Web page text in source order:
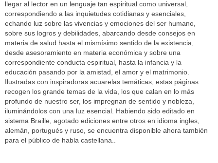
llegar al lector en un lenguaje tan espiritual como universal,
correspondiendo a las inquietudes cotidianas y esenciales,
echando luz sobre las vivencias y emociones del ser humano,
sobre sus logros y debilidades, abarcando desde consejos en
materia de salud hasta el mismísimo sentido de la existencia,
desde asesoramiento en materia económica y sobre una
correspondiente conducta espiritual, hasta la infancia y la
educación pasando por la amistad, el amor y el matrimonio.
Ilustradas con inspiradoras acuarelas temáticas, estas páginas
recogen los grande temas de la vida, los que calan en lo más
profundo de nuestro ser, los impregnan de sentido y nobleza,
iluminándolos con una luz esencial. Habiendo sido editado en
sistema Braille, agotado ediciones entre otros en idioma ingles,
alemán, portugués y ruso, se encuentra disponible ahora también
para el público de habla castellana..